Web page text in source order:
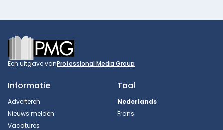
Footer
Een uitgave vanProfessional Media Group
Informatie
Adverteren
Nieuws melden
Vacatures
Taal
Nederlands
Frans